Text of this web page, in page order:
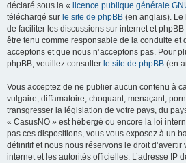
déclaré sous la « licence publique générale
téléchargé sur le site de phpBB (en anglais). Le
de faciliter les discussions sur internet et
être tenu comme responsable de la conduite et
acceptons et que nous n’acceptons pas. Pour
phpBB, veuillez consulter le site de phpBB (en
Vous acceptez de ne publier aucun contenu à
vulgaire, diffamatoire, choquant, menaçant,
transgresser la législation de votre pays, du
« CasusNO » est hébergé ou encore la loi
pas ces dispositions, vous vous exposez à un
définitif et nous nous réservons le droit d’avertir
internet et les autorités officielles. L’adresse IP